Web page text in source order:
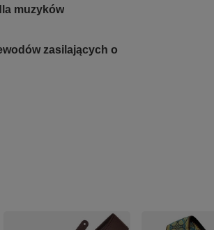
muzyków
zasilających o